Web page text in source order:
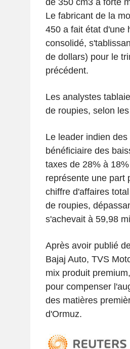
Le fabricant de la
450 a fait état d'une
consolidé,
de dollars) pour le
précédent.
Les analystes
de roupies, selon
Le leader indien
bénéficiaire des
taxes de 28% à
représente une part
chiffre d'affaires
de roupies,
s'achevait à 59,98
Après avoir publié
Bajaj Auto, TVS
mix produit
pour compenser
des matières
d'Ormuz.